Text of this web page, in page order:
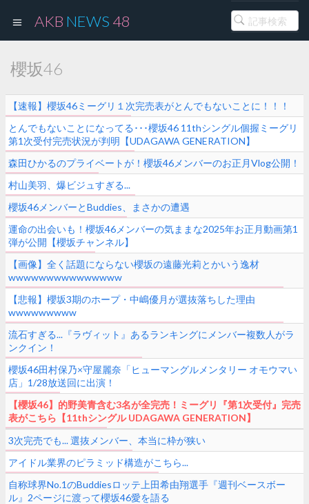
AKB NEWS 48
櫻坂46
【速報】櫻坂46ミーグリ１次完売表がとんでもないことに！！！
とんでもないことになってる･･･櫻坂46 11thシングル個握ミーグリ
第1次受付完売状況が判明【UDAGAWA GENERATION】
森田ひかるのプライベートが！櫻坂46メンバーのお正月Vlog公開！
村山美羽、爆ビジュすぎる...
櫻坂46メンバーとBuddies、まさかの遭遇
運命の出会いも！櫻坂46メンバーの気ままな2025年お正月動画第1
弾が公開【櫻坂チャンネル】
【画像】全く話題にならない櫻坂の遠藤光莉とかいう逸材
wwwwwwwwwwwwwww
【悲報】櫻坂3期のホープ・中嶋優月が選抜落ちした理由
wwwwwwwww
流石すぎる...『ラヴィット』あるランキングにメンバー複数人がラ
ンクイン！
櫻坂46田村保乃×守屋麗奈「ヒューマングルメンタリー オモウマい
店」1/28放送回に出演！
【櫻坂46】的野美青含む3名が全完売！ミーグリ『第1次受付』完売
表がこちら【11thシングル UDAGAWA GENERATION】
3次完売でも... 選抜メンバー、本当に枠が狭い
アイドル業界のピラミッド構造がこちら...
自称球界No.1のBuddiesロッテ上田希由翔選手『週刊ベースボー
ル』2ページに渡って櫻坂46愛を語る